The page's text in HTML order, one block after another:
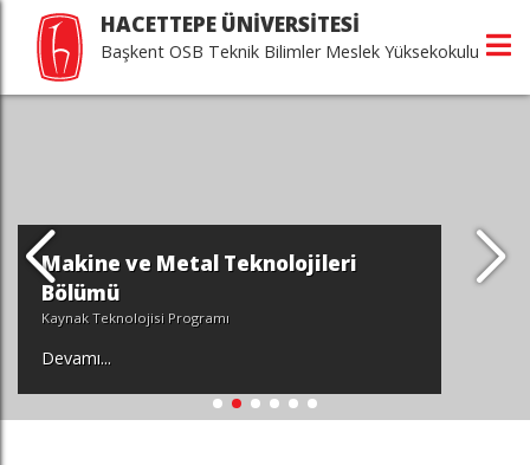
HACETTEPE ÜNİVERSİTESİ
Başkent OSB Teknik Bilimler Meslek Yüksekokulu
Makine ve Metal Teknolojileri
Bölümü
Kaynak Teknolojisi Programı
Devamı...